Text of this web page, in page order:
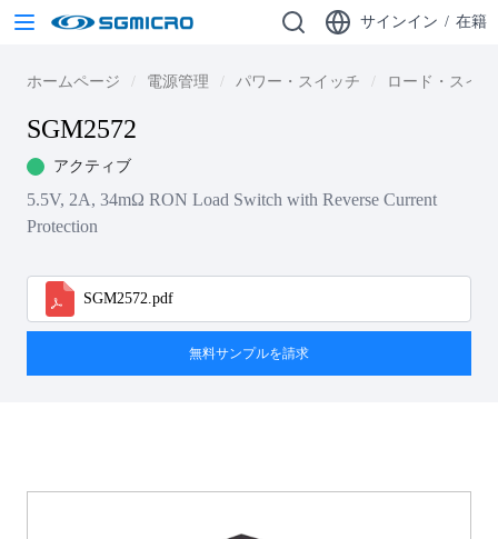
サインイン / 在籍
ホームページ 電源管理 パワー・スイッチ ロード・スイ
SGM2572
アクティブ
5.5V, 2A, 34mΩ RON Load Switch with Reverse Current
Protection
SGM2572.pdf
無料サンプルを請求